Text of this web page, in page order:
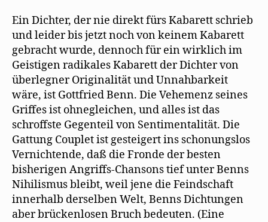
Ein Dichter, der nie direkt fürs Kabarett schrieb
und leider bis jetzt noch von keinem Kabarett
gebracht wurde, dennoch für ein wirklich im
Geistigen radikales Kabarett der Dichter von
überlegner Originalität und Unnahbarkeit
wäre, ist Gottfried Benn. Die Vehemenz seines
Griffes ist ohnegleichen, und alles ist das
schroffste Gegenteil von Sentimentalität. Die
Gattung Couplet ist gesteigert ins schonungslos
Vernichtende, daß die Fronde der besten
bisherigen Angriffs-Chansons tief unter Benns
Nihilismus bleibt, weil jene die Feindschaft
innerhalb derselben Welt, Benns Dichtungen
aber brückenlosen Bruch bedeuten. (Eine